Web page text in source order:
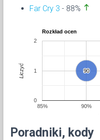
Far Cry 3 - 88% north
Rozkład ocen
90
90
85% 90%
0
1
2
Liczyć
Poradniki, kody